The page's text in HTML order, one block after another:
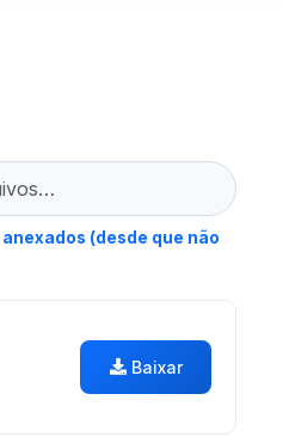
(desde que não
Baixar